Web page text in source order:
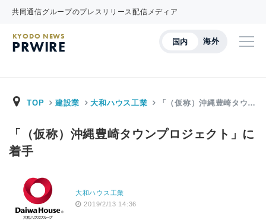
共同通信グループのプレスリリース配信メディア
国内 海外
KYODO NEWS
PRWIRE
TOP 建設業 大和ハウス工業 「（仮称）沖縄豊崎タウ…
「（仮称）沖縄豊崎タウンプロジェクト」に
着手
大和ハウス工業
2019/2/13 14:36